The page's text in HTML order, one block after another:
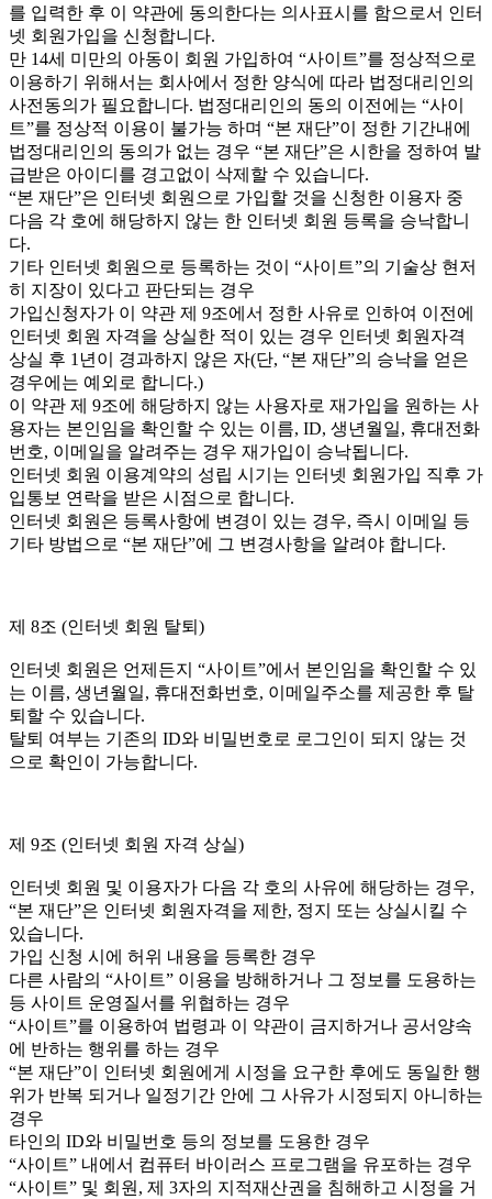
를 입력한 후 이 약관에 동의한다는 의사표시를 함으로서 인터
넷 회원가입을 신청합니다.
만 14세 미만의 아동이 회원 가입하여 “사이트”를 정상적으로
이용하기 위해서는 회사에서 정한 양식에 따라 법정대리인의
사전동의가 필요합니다. 법정대리인의 동의 이전에는 “사이
트”를 정상적 이용이 불가능 하며 “본 재단”이 정한 기간내에
법정대리인의 동의가 없는 경우 “본 재단”은 시한을 정하여 발
급받은 아이디를 경고없이 삭제할 수 있습니다.
“본 재단”은 인터넷 회원으로 가입할 것을 신청한 이용자 중
다음 각 호에 해당하지 않는 한 인터넷 회원 등록을 승낙합니
다.
기타 인터넷 회원으로 등록하는 것이 “사이트”의 기술상 현저
히 지장이 있다고 판단되는 경우
가입신청자가 이 약관 제 9조에서 정한 사유로 인하여 이전에
인터넷 회원 자격을 상실한 적이 있는 경우 인터넷 회원자격
상실 후 1년이 경과하지 않은 자(단, “본 재단”의 승낙을 얻은
경우에는 예외로 합니다.)
이 약관 제 9조에 해당하지 않는 사용자로 재가입을 원하는 사
용자는 본인임을 확인할 수 있는 이름, ID, 생년월일, 휴대전화
번호, 이메일을 알려주는 경우 재가입이 승낙됩니다.
인터넷 회원 이용계약의 성립 시기는 인터넷 회원가입 직후 가
입통보 연락을 받은 시점으로 합니다.
인터넷 회원은 등록사항에 변경이 있는 경우, 즉시 이메일 등
기타 방법으로 “본 재단”에 그 변경사항을 알려야 합니다.
제 8조 (인터넷 회원 탈퇴)
인터넷 회원은 언제든지 “사이트”에서 본인임을 확인할 수 있
는 이름, 생년월일, 휴대전화번호, 이메일주소를 제공한 후 탈
퇴할 수 있습니다.
탈퇴 여부는 기존의 ID와 비밀번호로 로그인이 되지 않는 것
으로 확인이 가능합니다.
제 9조 (인터넷 회원 자격 상실)
인터넷 회원 및 이용자가 다음 각 호의 사유에 해당하는 경우,
“본 재단”은 인터넷 회원자격을 제한, 정지 또는 상실시킬 수
있습니다.
가입 신청 시에 허위 내용을 등록한 경우
다른 사람의 “사이트” 이용을 방해하거나 그 정보를 도용하는
등 사이트 운영질서를 위협하는 경우
“사이트”를 이용하여 법령과 이 약관이 금지하거나 공서양속
에 반하는 행위를 하는 경우
“본 재단”이 인터넷 회원에게 시정을 요구한 후에도 동일한 행
위가 반복 되거나 일정기간 안에 그 사유가 시정되지 아니하는
경우
타인의 ID와 비밀번호 등의 정보를 도용한 경우
“사이트” 내에서 컴퓨터 바이러스 프로그램을 유포하는 경우
“사이트” 및 회원, 제 3자의 지적재산권을 침해하고 시정을 거